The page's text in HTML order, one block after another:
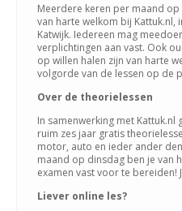
Meerdere keren per maand
van harte welkom bij Kattuk.nl,
Katwijk. Iedereen mag
verplichtingen aan vast. Ook
op willen halen zijn van harte
volgorde van de lessen op de
Over de theorielessen
In samenwerking met Kattuk.nl
ruim zes jaar gratis
motor, auto en ieder ander
maand op dinsdag ben je van
examen vast voor te bereiden!
Liever online les?